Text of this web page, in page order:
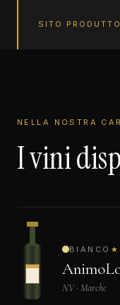
SITO
NELLA NOSTRA
I vini
BIANCO ★
NV · Marche